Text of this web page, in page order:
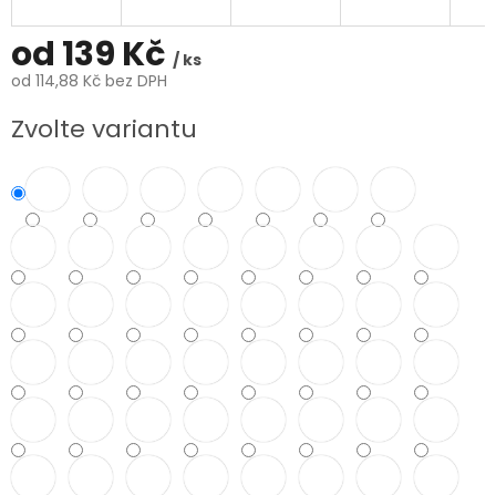
od 139 Kč / ks
od 114,88 Kč bez DPH
cena:
Zvolte variantu